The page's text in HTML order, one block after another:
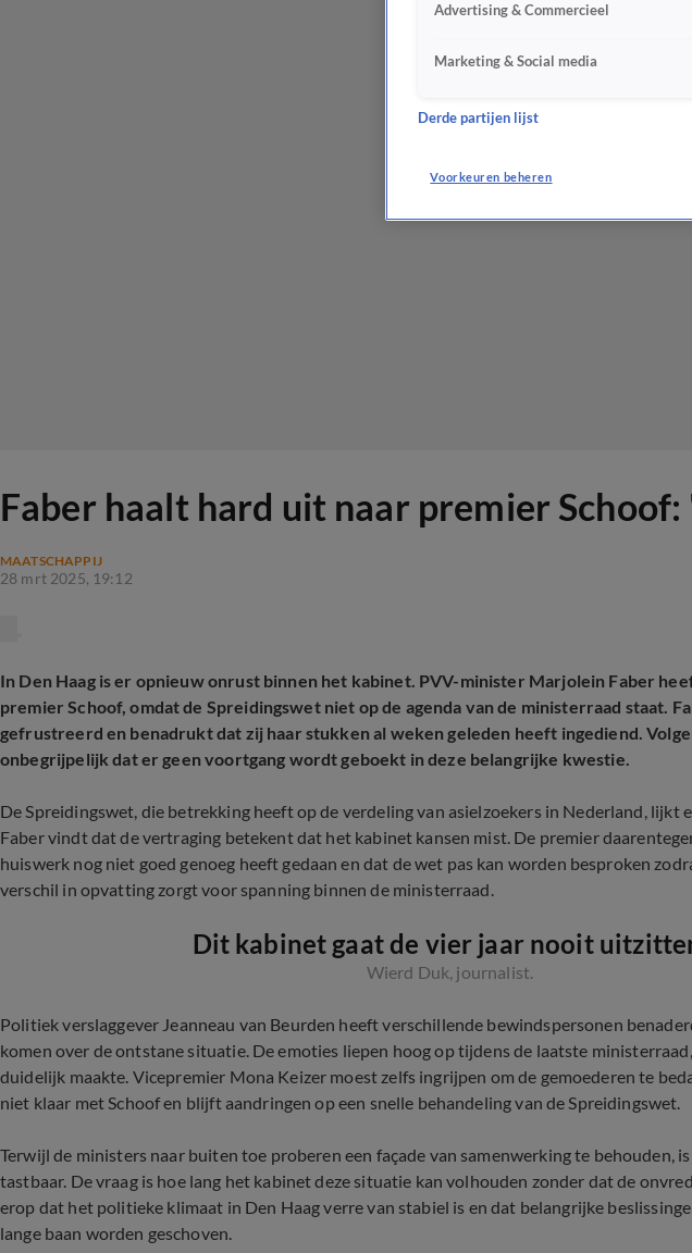
Faber haalt hard uit naar premier
MAATSCHAPPIJ
28 mrt 2025, 19:12
In Den Haag is er opnieuw onrust binnen het kabinet. PVV-minister Marjolein Faber
premier Schoof, omdat de Spreidingswet niet op de agenda van de ministerraad staat.
gefrustreerd en benadrukt dat zij haar stukken al weken geleden heeft ingediend.
onbegrijpelijk dat er geen voortgang wordt geboekt in deze belangrijke kwestie.
De Spreidingswet, die betrekking heeft op de verdeling van asielzoekers in Nederland, lijkt
Faber vindt dat de vertraging betekent dat het kabinet kansen mist. De premier
huiswerk nog niet goed genoeg heeft gedaan en dat de wet pas kan worden besproken
verschil in opvatting zorgt voor spanning binnen de ministerraad.
Dit kabinet gaat de vier jaar nooit
Wierd Duk, journalist.
Politiek verslaggever Jeanneau van Beurden heeft verschillende bewindspersonen
komen over de ontstane situatie. De emoties liepen hoog op tijdens de laatste
duidelijk maakte. Vicepremier Mona Keizer moest zelfs ingrijpen om de gemoederen te
niet klaar met Schoof en blijft aandringen op een snelle behandeling van de Spreidingswet.
Terwijl de ministers naar buiten toe proberen een façade van samenwerking te behouden,
tastbaar. De vraag is hoe lang het kabinet deze situatie kan volhouden zonder dat de
erop dat het politieke klimaat in Den Haag verre van stabiel is en dat belangrijke
lange baan worden geschoven.
Advertising & Commercieel
Marketing & Social media
Derde partijen lijst
Voorkeuren beheren